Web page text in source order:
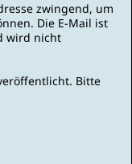
zwingend, um
Die E-Mail ist
wird nicht
Bitte